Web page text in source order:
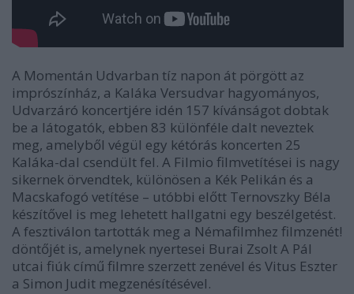
A Momentán Udvarban tíz napon át pörgött az
imprószínház, a Kaláka Versudvar hagyományos,
Udvarzáró koncertjére idén 157 kívánságot dobtak
be a látogatók, ebben 83 különféle dalt neveztek
meg, amelyből végül egy kétórás koncerten 25
Kaláka-dal csendült fel. A Filmio filmvetítései is nagy
sikernek örvendtek, különösen a Kék Pelikán és a
Macskafogó vetítése – utóbbi előtt Ternovszky Béla
készítővel is meg lehetett hallgatni egy beszélgetést.
A fesztiválon tartották meg a Némafilmhez filmzenét!
döntőjét is, amelynek nyertesei Burai Zsolt A Pál
utcai fiúk című filmre szerzett zenével és Vitus Eszter
a Simon Judit megzenésítésével.